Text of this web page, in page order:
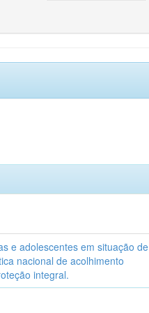
e adolescentes em situação de
nacional de acolhimento
integral.